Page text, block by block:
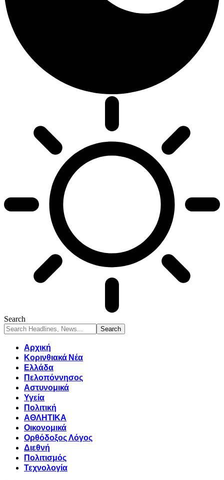
Search
Αρχική
Κορινθιακά Νέα
Ελλάδα
Πελοπόννησος
Αστυνομικά
Υγεία
Πολιτική
ΑΘΛΗΤΙΚΑ
Οικονομικά
Ορθόδοξος Λόγος
Διεθνή
Πολιτισμός
Τεχνολογία